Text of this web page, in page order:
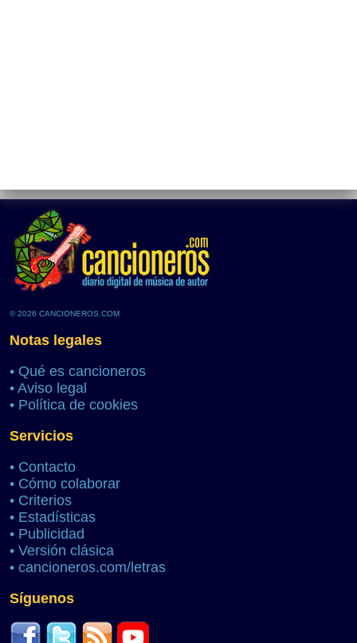
© 2026 CANCIONEROS.COM
Notas legales
• Qué es cancioneros
• Aviso legal
• Política de cookies
Servicios
• Contacto
• Cómo colaborar
• Criterios
• Estadísticas
• Publicidad
• Versión clásica
• cancioneros.com/letras
Síguenos